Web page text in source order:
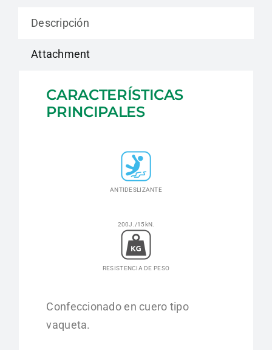
Marluvas
Descripción
Attachment
CARACTERÍSTICAS
PRINCIPALES
ANTIDESLIZANTE
200J./15kN.
RESISTENCIA DE PESO
Confeccionado en cuero tipo
vaqueta.